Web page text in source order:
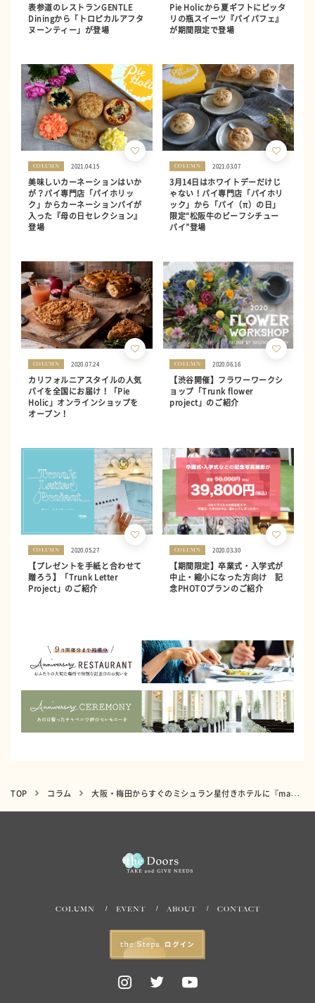
表参道のレストランGENTLE
Diningから「トロピカルアフタ
ヌーンティー」が登場
Pie Holicから夏ギフトにピッタ
リの瓶スイーツ『パイパフェ』
が期間限定で登場
COLUMN 2021.04.15
美味しいカーネーションはいか
が？パイ専門店「パイホリッ
ク」からカーネーションパイが
入った『母の日セレクション』
登場
COLUMN 2021.03.07
3月14日はホワイトデーだけじ
ゃない！パイ専門店「パイホリ
ック」から「パイ（π）の日」
限定“松阪牛のビーフシチュー
パイ”登場
COLUMN 2020.07.24
カリフォルニアスタイルの人気
パイを全国にお届け！「Pie
Holic」オンラインショップを
オープン！
COLUMN 2020.06.16
【渋谷開催】フラワーワークシ
ョップ「Trunk flower
project」のご紹介
COLUMN 2020.05.27
【プレゼントを手紙と合わせて
贈ろう】「Trunk Letter
Project」のご紹介
COLUMN 2020.03.30
【期間限定】卒業式・入学式が
中止・縮小になった方向け 記
念PHOTOプランのご紹介
TOP コラム 大阪・梅田からすぐのミシュラン星付きホテルに『marryカフェ』7/16オープン！
COLUMN EVENT ABOUT CONTACT